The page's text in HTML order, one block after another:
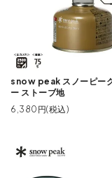
snow peak スノーピー
ー ストーブ地
6,380円(税込)